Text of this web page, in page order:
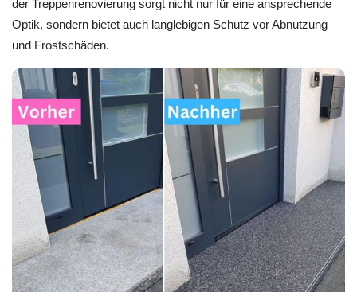
der Treppenrenovierung sorgt nicht nur für eine ansprechende
Optik, sondern bietet auch langlebigen Schutz vor Abnutzung
und Frostschäden.